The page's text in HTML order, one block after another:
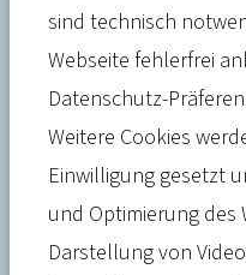
Pflege-
Alte Idee
sind technisch
Webseite fehlerfrei
Datenschutz-
Weitere Cookies
Einwilligung gesetzt
und Optimierung des
Darstellung von